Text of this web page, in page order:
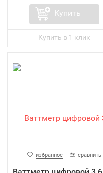
Купить
избранное сравнить